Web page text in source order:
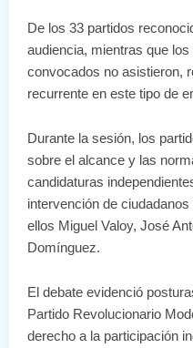
De los 33 partidos
audiencia, mientras que
convocados no asistieron,
recurrente en este tipo de
Durante la sesión, los
sobre el alcance y las
candidaturas
intervención de
ellos Miguel Valoy, José
Domínguez.
El debate evidenció
Partido Revolucionario
derecho a la participación